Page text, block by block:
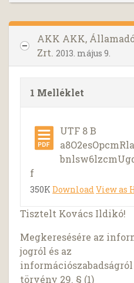
AKK AKK,
Zrt. 2013. május 9.
1 Melléklet
UTF 8 B
f
350KDownloadView as
Tisztelt Kovács Ildikó!
Megkeresésére az
jogról és az
információszabadságról
törvény 29. § (1)